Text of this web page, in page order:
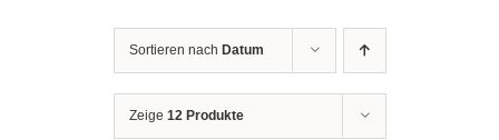
Sortieren nach Datum
Zeige 12 Produkte